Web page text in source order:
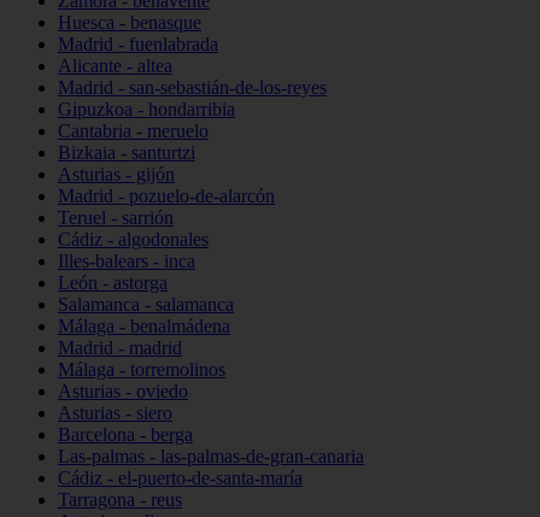
Huesca - benasque
Madrid - fuenlabrada
Alicante - altea
Madrid - san-sebastián-de-los-reyes
Gipuzkoa - hondarribia
Cantabria - meruelo
Bizkaia - santurtzi
Asturias - gijón
Madrid - pozuelo-de-alarcón
Teruel - sarrión
Cádiz - algodonales
Illes-balears - inca
León - astorga
Salamanca - salamanca
Málaga - benalmádena
Madrid - madrid
Málaga - torremolinos
Asturias - oviedo
Asturias - siero
Barcelona - berga
Las-palmas - las-palmas-de-gran-canaria
Cádiz - el-puerto-de-santa-maría
Tarragona - reus